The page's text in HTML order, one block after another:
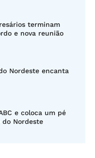
terminam
e nova reunião
Nordeste encanta
e coloca um pé
do Nordeste